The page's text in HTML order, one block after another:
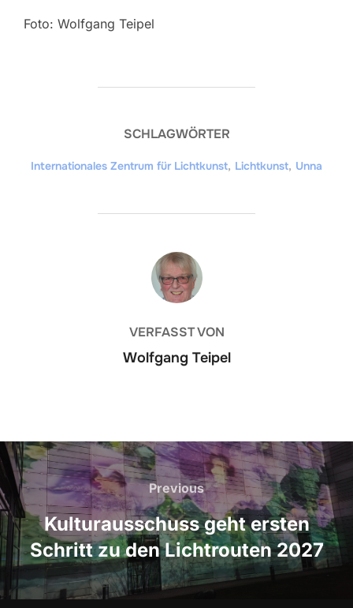
Foto: Wolfgang Teipel
SCHLAGWÖRTER
Internationales Zentrum für Lichtkunst, Lichtkunst, Unna
BEITRAGSAUTOR
VERFASST VON
Wolfgang Teipel
Beitrags-
Navigation
Previous
Previous
Kulturausschuss geht ersten
Schritt zu den Lichtrouten 2027